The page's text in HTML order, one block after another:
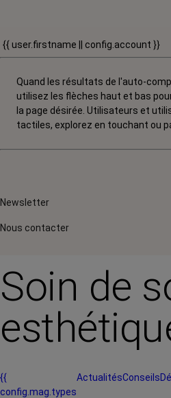
{{ user.firstname || config.account }}
Quand les résultats de l'auto-
utilisez les flèches haut et bas
la page désirée. Utilisateurs et
tactiles, explorez en touchant ou
Newsletter
Nous contacter
Soin de
{{
config.mag.types
ActualitésConseils